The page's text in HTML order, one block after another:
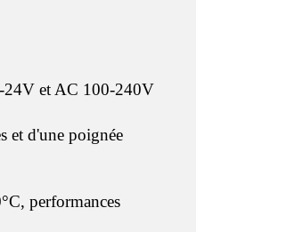
24V et AC 100-240V
et d'une poignée
performances